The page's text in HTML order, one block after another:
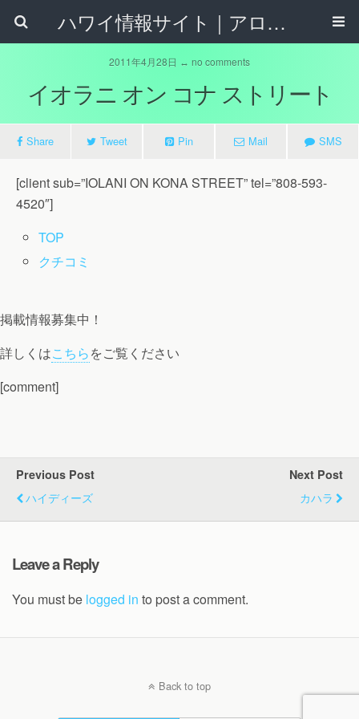
ハワイ情報サイト｜アロハタウンネット
2011年4月28日 ↔ no comments
イオラニ オン コナ ストリート
Share Tweet Pin Mail SMS
[client sub=”IOLANI ON KONA STREET” tel=”808-593-
4520″]
TOP
クチコミ
掲載情報募集中！
詳しくはこちらをご覧ください
[comment]
Previous Post
ハイディーズ
Next Post
カハラ
Leave a Reply
You must be logged in to post a comment.
Back to top